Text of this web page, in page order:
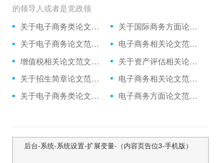
的领导人或者是党政领
关于电子商务类论文范例,与旅游电子商务冲击下旅行社的策略相关论文发表
关于国际商务方面论文范文集,与高职国际商务单证课程与单证岗位对接相关论文答辩开场白
关于电子商务论文范文文献,与临商网看临沂电子商务存在的问题?相关论文答辩
电子商务相关论文范文文献,与价格战背景下户外电子商务的法则相关论文查重免费
增值税相关论文范文集,与公用往来科目集中核算管理相关毕业论文怎么写
关于资产评估相关论文范文例文,与对小型评估机构助理人员业务培训的初步相关论文范文
关于招生简章论文范文例文,与民办学校招生简章失真防范相关毕业论文提纲
电子商务相关论文范文例文,与基于行动导向的电子商务课堂教学模式的相关毕业论文怎么写
关于电子商务类论文范文数据库,与电子商务对常设机构原则的挑战相关论文摘要怎么写
电子商务方面论文范文文献,与制约我国电子商务的主要因素解决途径相关毕业论文致谢
后台-系统-系统设置-扩展变量-（内容页告位3-手机版）